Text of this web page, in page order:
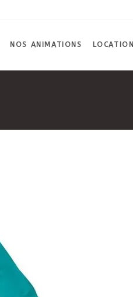
NOS ANIMATIONS LOCATION